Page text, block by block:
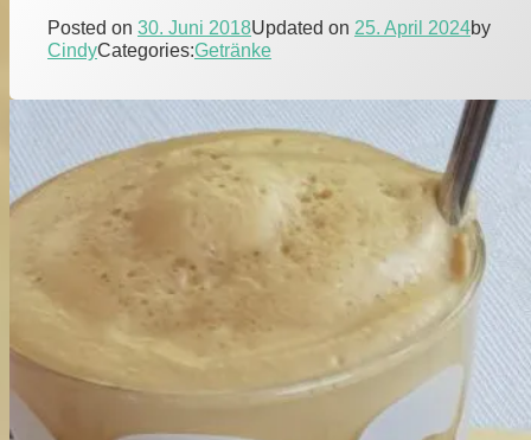
Posted on 30. Juni 2018Updated on 25. April 2024by
CindyCategories:Getränke